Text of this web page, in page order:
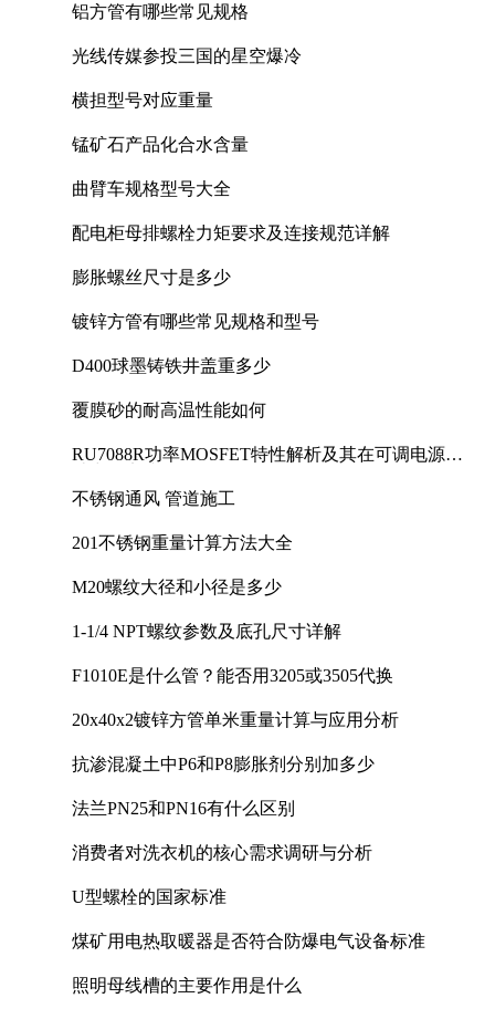
铝方管有哪些常见规格
光线传媒参投三国的星空爆冷
横担型号对应重量
锰矿石产品化合水含量
曲臂车规格型号大全
配电柜母排螺栓力矩要求及连接规范详解
膨胀螺丝尺寸是多少
镀锌方管有哪些常见规格和型号
D400球墨铸铁井盖重多少
覆膜砂的耐高温性能如何
RU7088R功率MOSFET特性解析及其在可调电源设
不锈钢通风 管道施工
201不锈钢重量计算方法大全
M20螺纹大径和小径是多少
1-1/4 NPT螺纹参数及底孔尺寸详解
F1010E是什么管？能否用3205或3505代换
20x40x2镀锌方管单米重量计算与应用分析
抗渗混凝土中P6和P8膨胀剂分别加多少
法兰PN25和PN16有什么区别
消费者对洗衣机的核心需求调研与分析
U型螺栓的国家标准
煤矿用电热取暖器是否符合防爆电气设备标准
照明母线槽的主要作用是什么